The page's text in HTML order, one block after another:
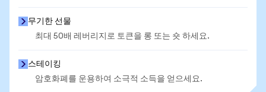
무기한 선물
최대 50배 레버리지로 토큰을 롱 또는 숏 하세요.
스테이킹
암호화폐를 운용하여 소극적 소득을 얻으세요.